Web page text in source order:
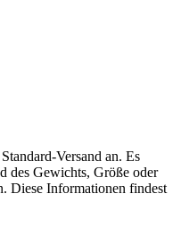
Versand an. Es
des Gewichts, Größe oder
Diese Informationen findest